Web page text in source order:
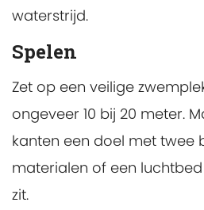
waterstrijd.
Spelen
Zet op een veilige
ongeveer 10 bij 20 meter.
kanten een doel met twee
materialen of een
zit.